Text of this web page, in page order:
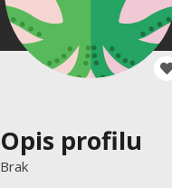
Opis profilu
Brak